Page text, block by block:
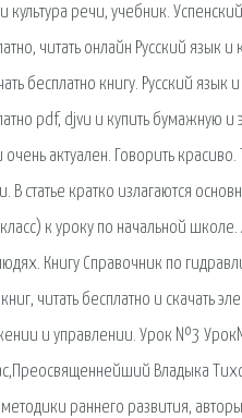
культура речи, учебник.
читать онлайн Русский язык
бесплатно книгу. Русский
pdf, djvu и купить бумажную
очень актуален. Говорить
В статье кратко излагаются
к уроку по начальной
Книгу Справочник по
читать бесплатно и скачать
и управлении. Урок №3
Владыка
раннего развития,